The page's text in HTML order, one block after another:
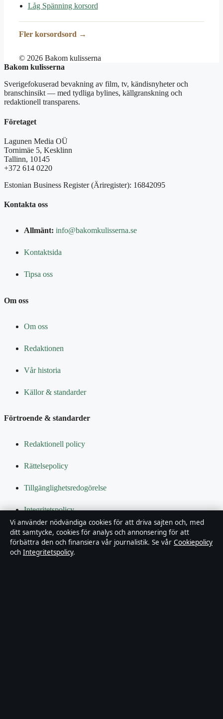
Låg Spänning korsord
Fler korsordsord →
© 2026 Bakom kulisserna
Bakom kulisserna
Sverigefokuserad bevakning av film, tv, kändisnyheter och
branschinsikt — med tydliga bylines, källgranskning och
redaktionell transparens.
Företaget
Lagunen Media OÜ
Tornimäe 5, Kesklinn
Tallinn, 10145
+372 614 0220
Estonian Business Register (Äriregister): 16842095
Kontakta oss
Allmänt: info@bakomkulisserna.se
Kontaktsida
Tipsa oss
Om oss
Om oss
Redaktionen
Vår historia
Källor & standarder
Förtroende & standarder
Redaktionell policy
Rättelsepolicy
Tillgänglighetsredogörelse
Integritetspolicy
Kändisar & integritet
Om Bakom kulisserna i korthet
Vi använder nödvändiga cookies för att driva sajten och, med
ditt samtycke, cookies för analys och annonsering för att
förbättra den och finansiera vår journalistik. Se vår Cookiepolicy
och Integritetspolicy.